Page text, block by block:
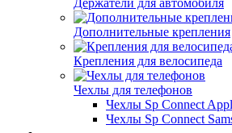
Держатели для автомобиля
Дополнительные крепления
Крепления для велосипеда
Чехлы для телефонов
Чехлы Sp Connect
Чехлы Sp Connect